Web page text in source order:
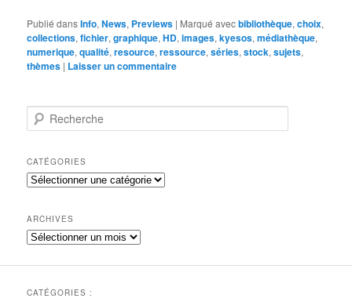
Publié dansInfo,News, Previews | Marqué avecbibliothèque,choix,
collections,fichier,graphique,HD,images,kyesos,médiathèque,
numerique,qualité,resource,ressource,séries,stock,sujets,
thèmes | Laisser un commentaire
e
h
e
r
h
e
CATÉGORIES
Catégories
ARCHIVES
Archives
CATÉGORIES :